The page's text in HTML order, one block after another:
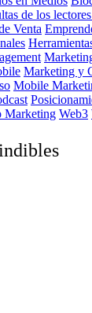
de los
Venta
Marketing y
Mobile
Marketing Web3